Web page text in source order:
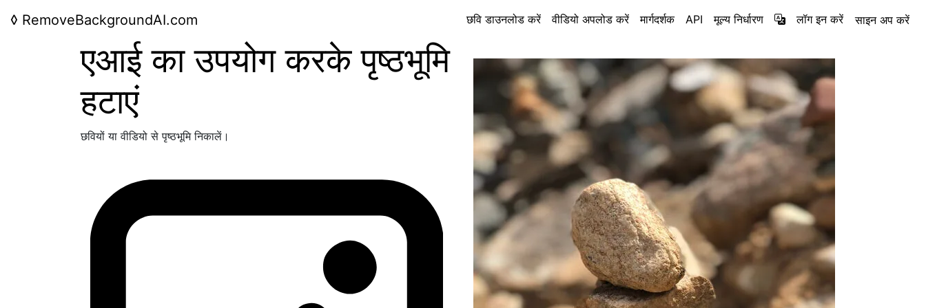
◊ RemoveBackgroundAI.com छवि डाउनलोड करें वीडियो अपलोड करें मार्गदर्शक API मूल्य निर्धारण लॉग इन करें साइन अप करें
एआई का उपयोग करके पृष्ठभूमि
हटाएं
छवियों या वीडियो से पृष्ठभूमि निकालें।